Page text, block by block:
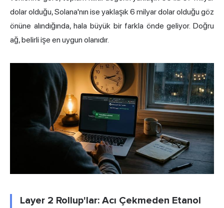
dolar olduğu, Solana'nın ise yaklaşık 6 milyar dolar olduğu göz
önüne alındığında, hala büyük bir farkla önde geliyor. Doğru
ağ, belirli işe en uygun olanıdır.
Layer 2 Rollup'lar: Acı Çekmeden Etanol